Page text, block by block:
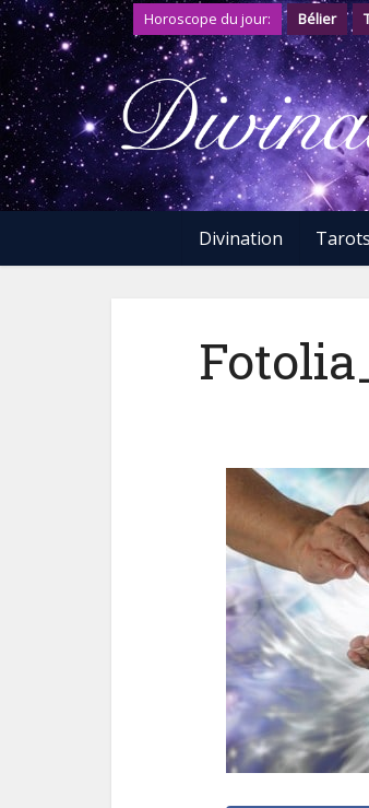
Horoscope du jour: Bélier
Divination Tarots